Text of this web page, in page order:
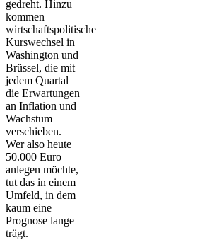
gedreht. Hinzu
kommen
wirtschaftspolitische
Kurswechsel in
Washington und
Brüssel, die mit
jedem Quartal
die Erwartungen
an Inflation und
Wachstum
verschieben.
Wer also heute
50.000 Euro
anlegen möchte,
tut das in einem
Umfeld, in dem
kaum eine
Prognose lange
trägt.